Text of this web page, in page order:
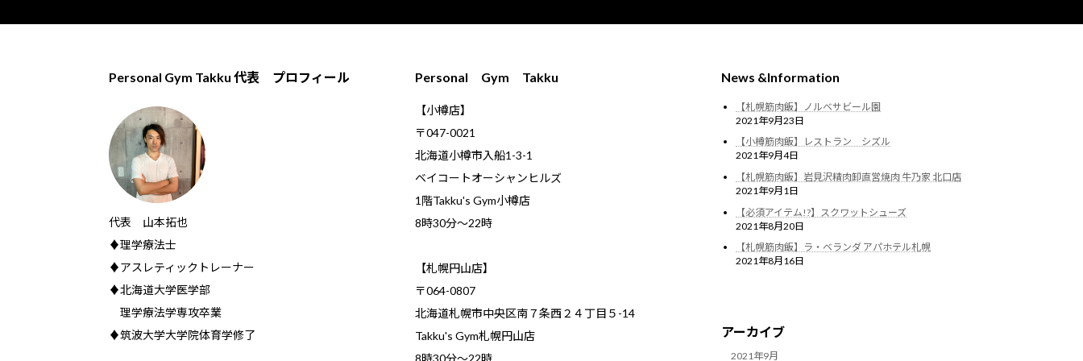
Personal Gym Takku 代表 プロフィール
代表 山本拓也
♦理学療法士
♦アスレティックトレーナー
♦北海道大学医学部
理学療法学専攻卒業
♦筑波大学大学院体育学修了
Personal Gym Takku
【小樽店】
〒047-0021
北海道小樽市入船1-3-1
ベイコートオーシャンヒルズ
1階Takku's Gym小樽店
​8時30分～22時
【札幌円山店】
〒064-0807
北海道札幌市中央区南７条西２４丁目５-14
Takku's Gym札幌円山店
8時30分～22時
News &Information
【札幌筋肉飯】ノルベサビール園
2021年9月23日
【小樽筋肉飯】レストラン シズル
2021年9月4日
【札幌筋肉飯】岩見沢精肉卸直営焼肉 牛乃家 北口店
2021年9月1日
【必須アイテム!?】スクワットシューズ
2021年8月20日
【札幌筋肉飯】ラ・ベランダ アパホテル札幌
2021年8月16日
アーカイブ
2021年9月